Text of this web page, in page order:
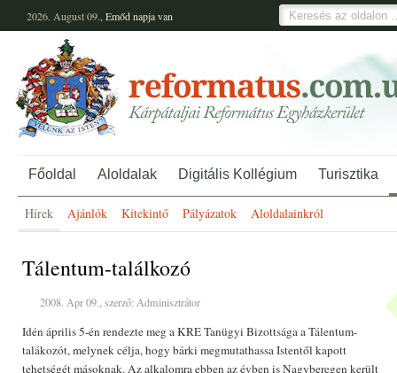
2026. August 09., Emődnapja van
Főoldal Aloldalak Digitális Kollégium Turisztika
Hírek Ajánlók Kitekintő Pályázatok Aloldalainkról
Tálentum-találkozó
2008. Apr 09., szerző: Adminisztrátor
Idén április 5-én rendezte meg a KRE Tanügyi Bizottsága a Tálentum-
talákozót, melynek célja, hogy bárki megmutathassa Istentől kapott
tehetségét másoknak. Az alkalomra ebben az évben is Nagyberegen került